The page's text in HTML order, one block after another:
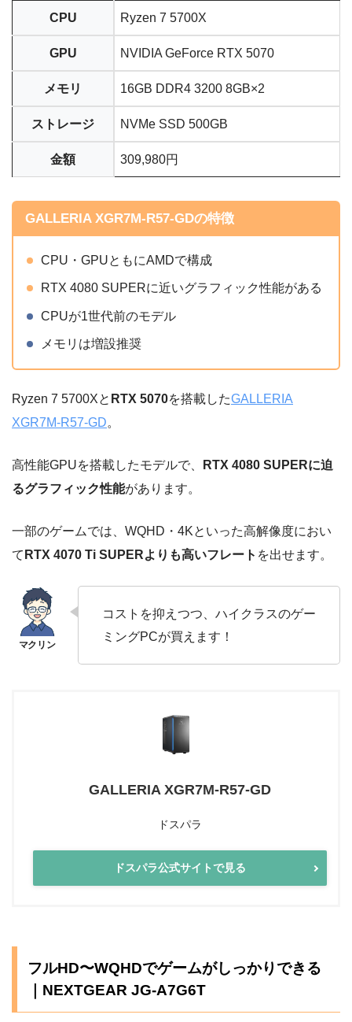
CPU Ryzen 7 5700X
GPU NVIDIA GeForce RTX 5070
メモリ 16GB DDR4 3200 8GB×2
ストレージ NVMe SSD 500GB
金額 309,980円
GALLERIA XGR7M-R57-GDの特徴
CPU・GPUともにAMDで構成
RTX 4080 SUPERに近いグラフィック性能がある
CPUが1世代前のモデル
メモリは増設推奨
Ryzen 7 5700Xと RTX 5070を搭載したGALLERIA
XGR7M-R57-GD。
高性能GPUを搭載したモデルで、
RTX 4080 SUPERに迫
るグラフィック性能があります。
一部のゲームでは、WQHD・4Kといった高解像度におい
て RTX 4070 Ti SUPERよりも高いフレート を出せます。
コストを抑えつつ、ハイクラスのゲー
ミングPCが買えます！
GALLERIA XGR7M-R57-GD
ドスパラ
ドスパラ公式サイトで見る
フルHD〜WQHDでゲームがしっかりできる
｜NEXTGEAR JG-A7G6T